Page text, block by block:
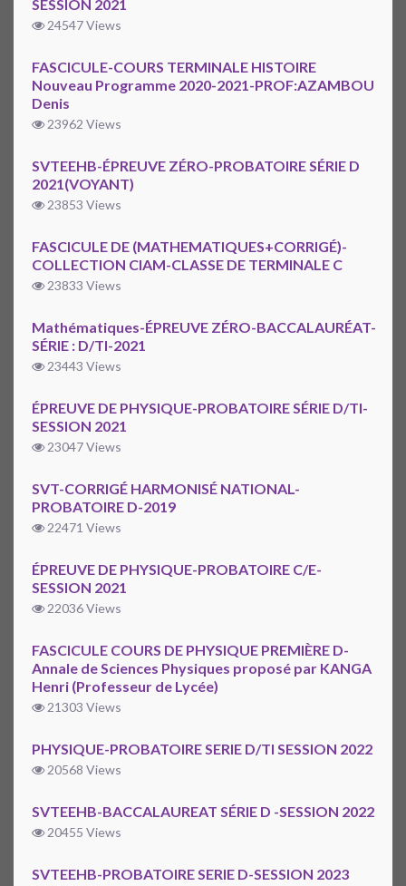
SESSION 2021
24547 Views
FASCICULE-COURS TERMINALE HISTOIRE
Nouveau Programme 2020-2021-PROF:AZAMBOU
Denis
23962 Views
SVTEEHB-ÉPREUVE ZÉRO-PROBATOIRE SÉRIE D
2021(VOYANT)
23853 Views
FASCICULE DE (MATHEMATIQUES+CORRIGÉ)-
COLLECTION CIAM-CLASSE DE TERMINALE C
23833 Views
Mathématiques-ÉPREUVE ZÉRO-BACCALAURÉAT-
SÉRIE : D/TI-2021
23443 Views
ÉPREUVE DE PHYSIQUE-PROBATOIRE SÉRIE D/TI-
SESSION 2021
23047 Views
SVT-CORRIGÉ HARMONISÉ NATIONAL-
PROBATOIRE D-2019
22471 Views
ÉPREUVE DE PHYSIQUE-PROBATOIRE C/E-
SESSION 2021
22036 Views
FASCICULE COURS DE PHYSIQUE PREMIÈRE D-
Annale de Sciences Physiques proposé par KANGA
Henri (Professeur de Lycée)
21303 Views
PHYSIQUE-PROBATOIRE SERIE D/TI SESSION 2022
20568 Views
SVTEEHB-BACCALAUREAT SÉRIE D -SESSION 2022
20455 Views
SVTEEHB-PROBATOIRE SERIE D-SESSION 2023